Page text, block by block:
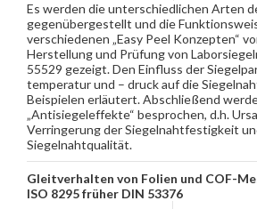
Es werden die unterschiedlichen Arten
gegenübergestellt und die
verschiedenen „Easy Peel Konzepten“
Herstellung und Prüfung von
55529 gezeigt. Den Einfluss der
temperatur und – druck auf die
Beispielen erläutert. Abschließend
„Antisiegeleffekte“ besprochen, d.h.
Verringerung der Siegelnahtfestigkeit
Siegelnahtqualität.
Gleitverhalten von Folien und COF-
ISO 8295 früher DIN 53376